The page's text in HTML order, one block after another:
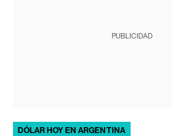
PUBLICIDAD
DÓLAR HOY EN ARGENTINA